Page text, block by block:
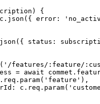
{
json ({ error:
json ({ status:
( '/features/:feature/
= await
param( 'feature' ),
c.req.
param(